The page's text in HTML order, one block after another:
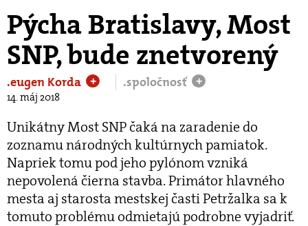
Pýcha Bratislavy, Most
SNP, bude znetvorený
.eugen Korda + .spoločnosť +
14. máj 2018
Unikátny Most SNP čaká na zaradenie do
zoznamu národných kultúrnych pamiatok.
Napriek tomu pod jeho pylónom vzniká
nepovolená čierna stavba. Primátor hlavného
mesta aj starosta mestskej časti Petržalka sa k
tomuto problému odmietajú podrobne vyjadriť.